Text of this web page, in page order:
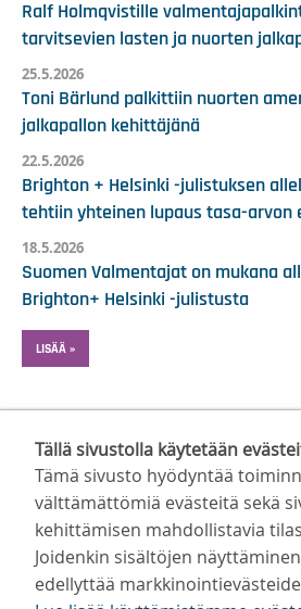
Tällä sivustolla käytetään
Tämä sivusto hyödyntää
välttämättömiä evästeitä sekä
kehittämisen mahdollistavia
Joidenkin sisältöjen
edellyttää
Ralf Holmqvistille
tarvitsevien lasten ja nuorten
25.5.2026
Toni Bärlund palkittiin nuorten
jalkapallon kehittäjänä
22.5.2026
Brighton + Helsinki -julistuksen
tehtiin yhteinen lupaus tasa-arvon
18.5.2026
Suomen Valmentajat on mukana
Brighton+ Helsinki -julistusta
LISÄÄ »
Suomen
Valimotie 10, 00380